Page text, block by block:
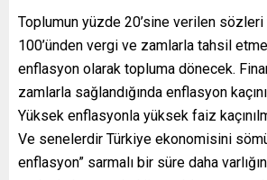
Toplumun yüzde 20’sine verilen
100’ünden vergi ve zamlarla tahsil
enflasyon olarak topluma dönecek.
zamlarla sağlandığında enflasyon
Yüksek enflasyonla yüksek faiz
Ve senelerdir Türkiye ekonomisini
enflasyon” sarmalı bir süre daha